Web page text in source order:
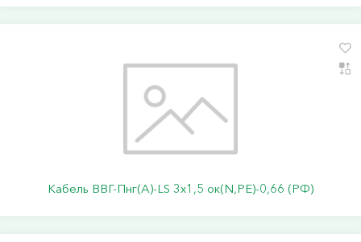
Кабель ВВГ-Пнг(А)-LS 3х1,5 ок(N,PE)-0,66 (РФ)